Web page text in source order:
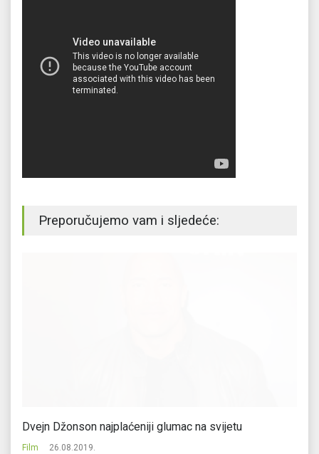
Preporučujemo vam i sljedeće:
Dvejn Džonson najplaćeniji glumac na svijetu
Film 26.08.2019.